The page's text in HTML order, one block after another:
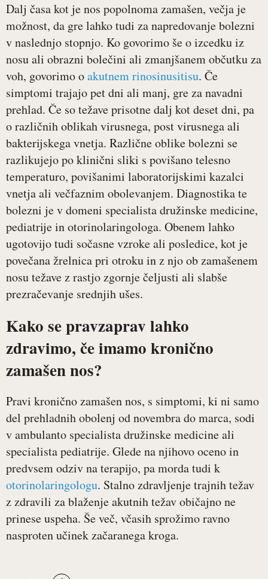
Dalj časa kot je nos popolnoma zamašen, večja je
možnost, da gre lahko tudi za napredovanje bolezni
v naslednjo stopnjo. Ko govorimo še o izcedku iz
nosu ali obrazni bolečini ali zmanjšanem občutku za
voh, govorimo oakutnem rinosinusitisu. Če
simptomi trajajo pet dni ali manj, gre za navadni
prehlad. Če so težave prisotne dalj kot deset dni, pa
o različnih oblikah virusnega, post virusnega ali
bakterijskega vnetja. Različne oblike bolezni se
razlikujejo po klinični sliki s povišano telesno
temperaturo, povišanimi laboratorijskimi kazalci
vnetja ali večfaznim obolevanjem. Diagnostika te
bolezni je v domeni specialista družinske medicine,
pediatrije in otorinolaringologa. Obenem lahko
ugotovijo tudi sočasne vzroke ali posledice, kot je
povečana žrelnica pri otroku in z njo ob zamašenem
nosu težave z rastjo zgornje čeljusti ali slabše
prezračevanje srednjih ušes.
Kako se pravzaprav lahko
zdravimo, če imamo kronično
zamašen nos?
Pravi kronično zamašen nos, s simptomi, ki ni samo
del prehladnih obolenj od novembra do marca, sodi
v ambulanto specialista družinske medicine ali
specialista pediatrije. Glede na njihovo oceno in
predvsem odziv na terapijo, pa morda tudi k
otorinolaringologu. Stalno zdravljenje trajnih težav
z zdravili za blaženje akutnih težav običajno ne
prinese uspeha. Še več, včasih sprožimo ravno
nasproten učinek začaranega kroga.